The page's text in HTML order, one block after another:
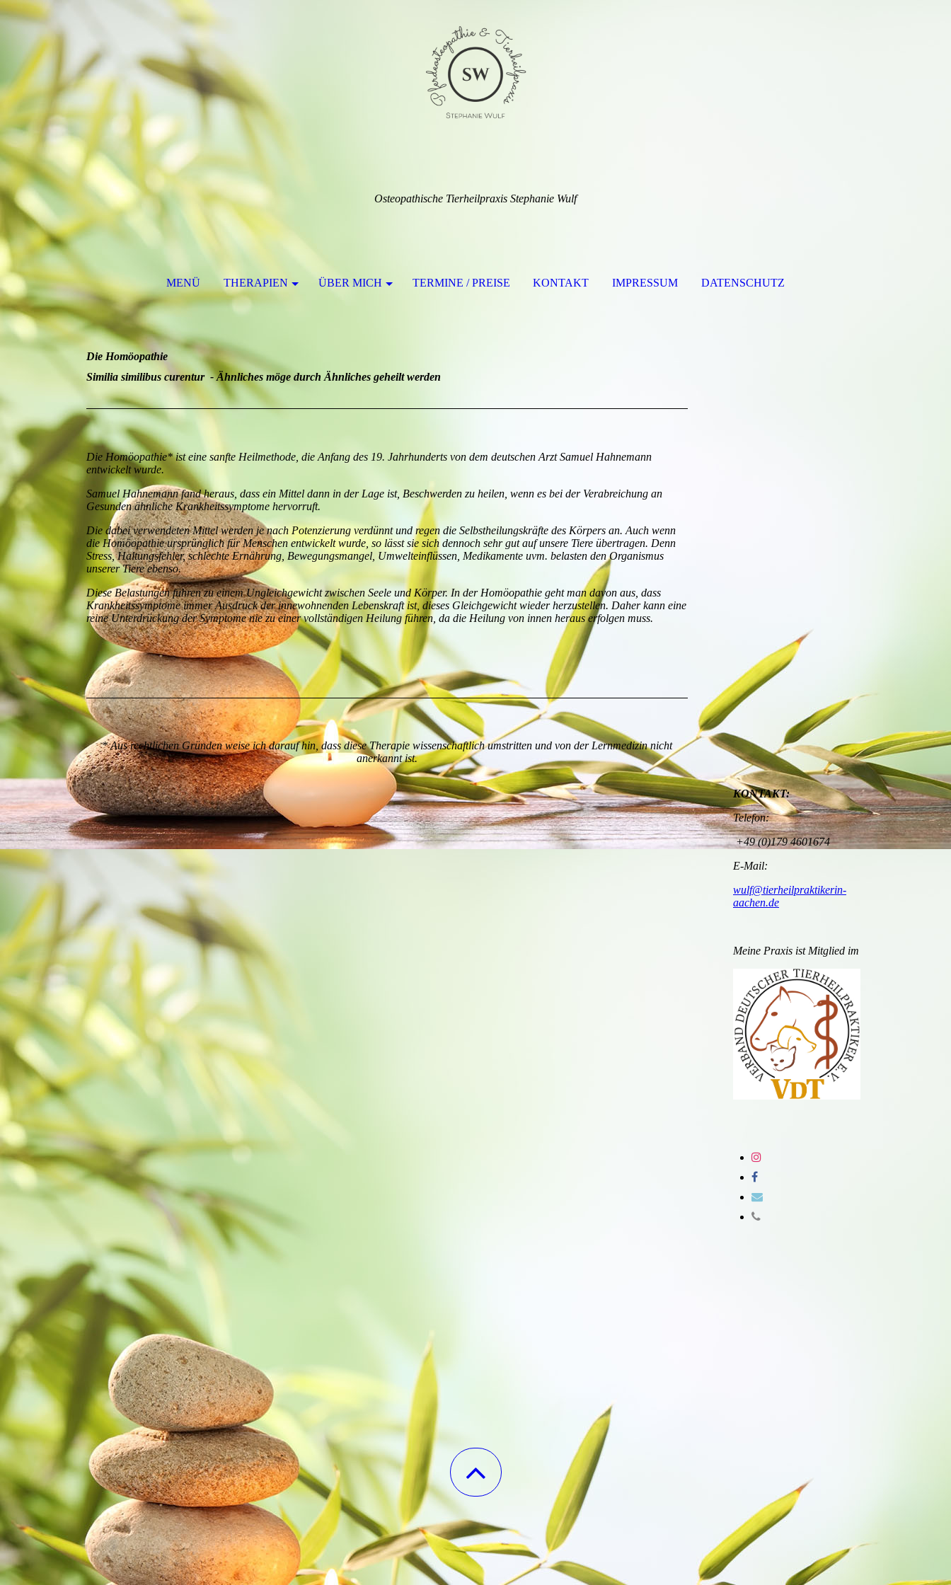
Osteopathische Tierheilpraxis Stephanie Wulf
MENÜ THERAPIEN ÜBER MICH TERMINE / PREISE KONTAKT IMPRESSUM DATENSCHUTZ
Die Homöopathie
Similia similibus curentur - Ähnliches möge durch Ähnliches geheilt werden
Die Homöopathie* ist eine sanfte Heilmethode, die Anfang des 19. Jahrhunderts von dem deutschen Arzt Samuel Hahnemann
entwickelt wurde.
Samuel Hahnemann fand heraus, dass ein Mittel dann in der Lage ist, Beschwerden zu heilen, wenn es bei der Verabreichung an
Gesunden ähnliche Krankheitssymptome hervorruft.
Die dabei verwendeten Mittel werden je nach Potenzierung verdünnt und regen die Selbstheilungskräfte des Körpers an. Auch wenn
die Homöopathie ursprünglich für Menschen entwickelt wurde, so lässt sie sich dennoch sehr gut auf unsere Tiere übertragen. Denn
Stress, Haltungsfehler, schlechte Ernährung, Bewegungsmangel, Umwelteinflüssen, Medikamente uvm. belasten den Organismus
unserer Tiere ebenso.
Diese Belastungen führen zu einem Ungleichgewicht zwischen Seele und Körper. In der Homöopathie geht man davon aus, dass
Krankheitssymptome immer Ausdruck der innewohnenden Lebenskraft ist, dieses Gleichgewicht wieder herzustellen. Daher kann eine
reine Unterdrückung der Symptome nie zu einer vollständigen Heilung führen, da die Heilung von innen heraus erfolgen muss.
* Aus rechtlichen Gründen weise ich darauf hin, dass diese Therapie wissenschaftlich umstritten und von der Lernmedizin nicht
anerkannt ist.
KONTAKT:
Telefon:
+49 (0)179 4601674
E-Mail:
wulf@tierheilpraktikerin-
aachen.de
Meine Praxis ist Mitglied im